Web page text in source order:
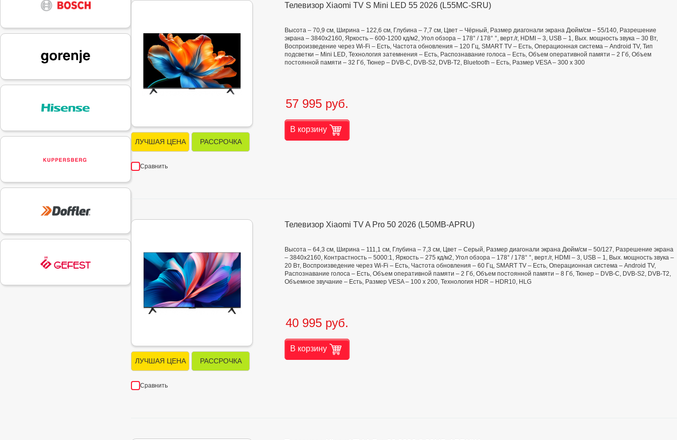
ЛУЧШАЯ ЦЕНА РАССРОЧКА
Сравнить
Телевизор Xiaomi TV S Mini LED 55 2026 (L55MC-SRU)
Высота – 70,9 см, Ширина – 122,6 см, Глубина – 7,7 см, Цвет – Чёрный, Размер диагонали экрана Дюйм/см – 55/140, Разрешение
экрана – 3840x2160, Яркость – 600-1200 кд/м2, Угол обзора – 178° / 178° °, верт./г, HDMI – 3, USB – 1, Вых. мощность звука – 30 Вт,
Воспроизведение через Wi-Fi – Есть, Частота обновления – 120 Гц, SMART TV – Есть, Операционная система – Android TV, Тип
подсветки – Mini LED, Технология затемнения – Есть, Распознавание голоса – Есть, Объем оперативной памяти – 2 Гб, Объем
постоянной памяти – 32 Гб, Тюнер – DVB-C, DVB-S2, DVB-T2, Bluetooth – Есть, Размер VESA – 300 х 300
57 995 руб.
В корзину
ЛУЧШАЯ ЦЕНА РАССРОЧКА
Сравнить
Телевизор Xiaomi TV A Pro 50 2026 (L50MB-APRU)
Высота – 64,3 см, Ширина – 111,1 см, Глубина – 7,3 см, Цвет – Серый, Размер диагонали экрана Дюйм/см – 50/127, Разрешение экрана
– 3840x2160, Контрастность – 5000:1, Яркость – 275 кд/м2, Угол обзора – 178° / 178° °, верт./г, HDMI – 3, USB – 1, Вых. мощность звука –
20 Вт, Воспроизведение через Wi-Fi – Есть, Частота обновления – 60 Гц, SMART TV – Есть, Операционная система – Android TV,
Распознавание голоса – Есть, Объем оперативной памяти – 2 Гб, Объем постоянной памяти – 8 Гб, Тюнер – DVB-C, DVB-S2, DVB-T2,
Объемное звучание – Есть, Размер VESA – 100 х 200, Технология HDR – HDR10, HLG
40 995 руб.
В корзину